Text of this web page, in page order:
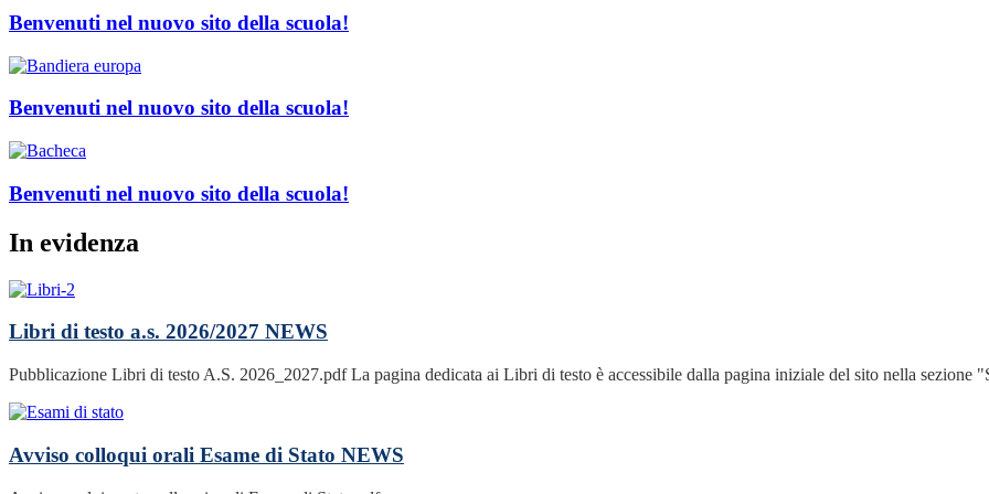
Benvenuti nel nuovo sito della scuola!
Benvenuti nel nuovo sito della scuola!
Benvenuti nel nuovo sito della scuola!
In evidenza
Libri di testo a.s. 2026/2027 NEWS
Pubblicazione Libri di testo A.S. 2026_2027.pdf La pagina dedicata ai Libri di testo è accessibile dalla pagina iniziale del sito nella sezione
Avviso colloqui orali Esame di Stato NEWS